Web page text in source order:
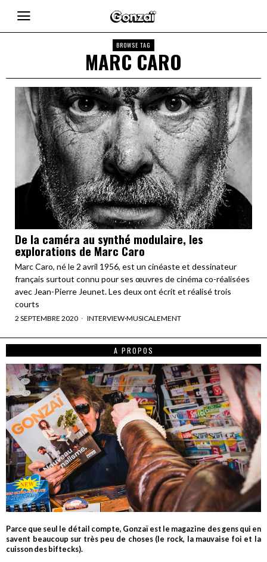
BROWSE TAG
MARC CARO
De la caméra au synthé modulaire, les
explorations de Marc Caro
Marc Caro, né le 2 avril 1956, est un cinéaste et dessinateur
français surtout connu pour ses œuvres de cinéma co-réalisées
avec Jean-Pierre Jeunet. Les deux ont écrit et réalisé trois
courts
2 SEPTEMBRE 2020 INTERVIEW·MUSICALEMENT
A PROPOS
Parce que seul le détail compte, Gonzaï est le magazine des gens qui en
savent beaucoup sur très peu de choses (le rock, la mauvaise foi et la
cuisson des biftecks).